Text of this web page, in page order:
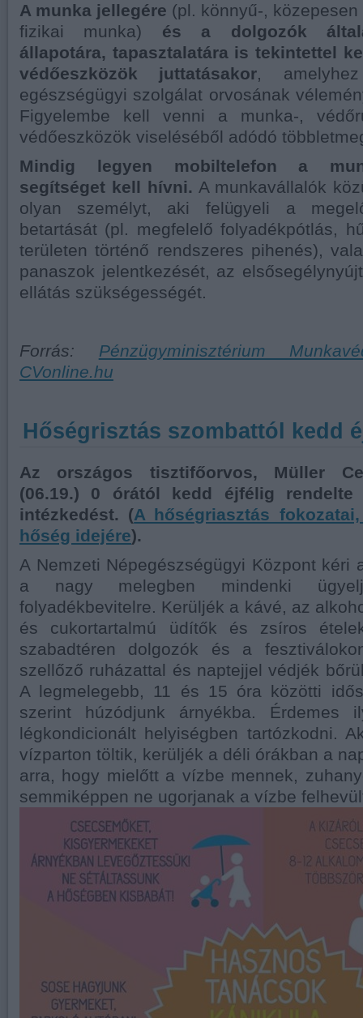
A munka jellegére (pl. könnyű-,
fizikai munka) és a dolgozók
állapotára, tapasztalatára is tekintettel
védőeszközök juttatásakor,
egészségügyi szolgálat orvosának
Figyelembe kell venni a munka-,
védőeszközök viseléséből adódó
Mindig legyen mobiltelefon a
segítséget kell hívni. A munkavállalók
olyan személyt, aki felügyeli a
betartását (pl. megfelelő folyadékpótlás,
területen történő rendszeres pihenés),
panaszok jelentkezését, az
ellátás szükségességét.
Forrás: Pénzügyminisztérium
CVonline.hu
Hőségrisztás szombattól kedd
Az országos tisztifőorvos, Müller
(06.19.) 0 órától kedd éjfélig
intézkedést. (A hőségriasztás
hőség idejére).
A Nemzeti Népegészségügyi Központ kéri
a nagy melegben mindenki
folyadékbevitelre. Kerüljék a kávé, az
és cukortartalmú üdítők és zsíros
szabadtéren dolgozók és a
szellőző ruházattal és naptejjel védjék
A legmelegebb, 11 és 15 óra közötti
szerint húzódjunk árnyékba. Érdemes
légkondicionált helyiségben tartózkodni.
vízparton töltik, kerüljék a déli órákban a
arra, hogy mielőtt a vízbe mennek,
semmiképpen ne ugorjanak a vízbe